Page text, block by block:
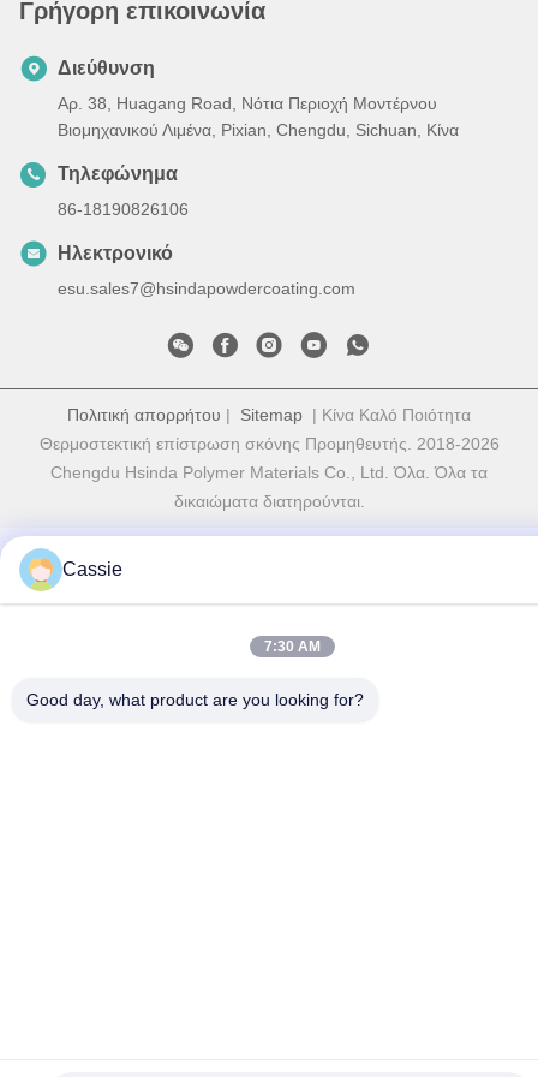
Γρήγορη επικοινωνία
Διεύθυνση
Αρ. 38, Huagang Road, Νότια Περιοχή Μοντέρνου
Βιομηχανικού Λιμένα, Pixian, Chengdu, Sichuan, Κίνα
Τηλεφώνημα
86-18190826106
Ηλεκτρονικό
esu.sales7@hsindapowdercoating.com
Πολιτική απορρήτου | Sitemap | Κίνα Καλό Ποιότητα
Θερμοστεκτική επίστρωση σκόνης Προμηθευτής. 2018-2026
Chengdu Hsinda Polymer Materials Co., Ltd. Όλα. Όλα τα
δικαιώματα διατηρούνται.
Cassie
7:30 AM
Good day, what product are you looking for?